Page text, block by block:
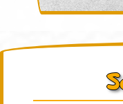
Unser
Förderverein